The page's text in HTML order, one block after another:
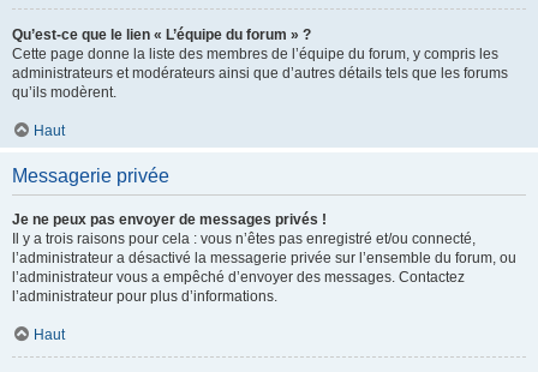
Qu’est-ce que le lien « L’équipe du forum » ?
Cette page donne la liste des membres de l’équipe du forum, y compris les
administrateurs et modérateurs ainsi que d’autres détails tels que les forums
qu’ils modèrent.
Haut
Messagerie privée
Je ne peux pas envoyer de messages privés !
Il y a trois raisons pour cela : vous n’êtes pas enregistré et/ou connecté,
l’administrateur a désactivé la messagerie privée sur l’ensemble du forum, ou
l’administrateur vous a empêché d’envoyer des messages. Contactez
l’administrateur pour plus d’informations.
Haut